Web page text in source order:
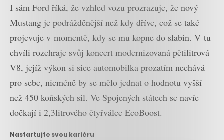
I sám Ford říká, že vzhled vozu prozrazuje, že nový
Mustang je podrážděnější než kdy dříve, což se také
projevuje v momentě, kdy se mu kopne do slabin. V tu
chvíli rozehraje svůj koncert modernizovaná pětilitrová
V8, jejíž výkon si sice automobilka prozatím nechává
pro sebe, nicméně by se mělo jednat o hodnotu vyšší
než 450 koňských sil. Ve Spojených státech se navíc
dočkají i 2,3litrového čtyřválce EcoBoost.
Nastartujte svou kariéru